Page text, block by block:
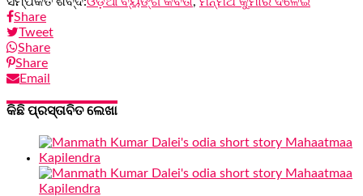
Share
Tweet
Share
Share
Email
କିଛି ପ୍ରସ୍ତାବିତ ଲେଖା